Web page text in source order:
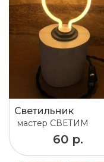
Светильник
мастер СВЕТИМ
60 р.